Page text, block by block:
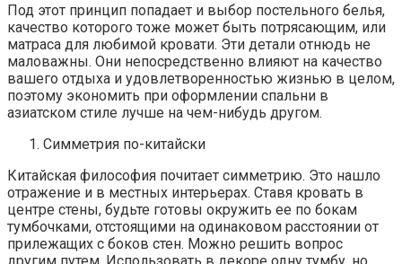
Под этот принцип попадает и выбор постельного белья,
качество которого тоже может быть потрясающим, или
матраса для любимой кровати. Эти детали отнюдь не
маловажны. Они непосредственно влияют на качество
вашего отдыха и удовлетворенностью жизнью в целом,
поэтому экономить при оформлении спальни в
азиатском стиле лучше на чем-нибудь другом.
Симметрия по-китайски
Китайская философия почитает симметрию. Это нашло
отражение и в местных интерьерах. Ставя кровать в
центре стены, будьте готовы окружить ее по бокам
тумбочками, отстоящими на одинаковом расстоянии от
прилежащих с боков стен. Можно решить вопрос
другим путем. Использовать в декоре одну тумбу, но